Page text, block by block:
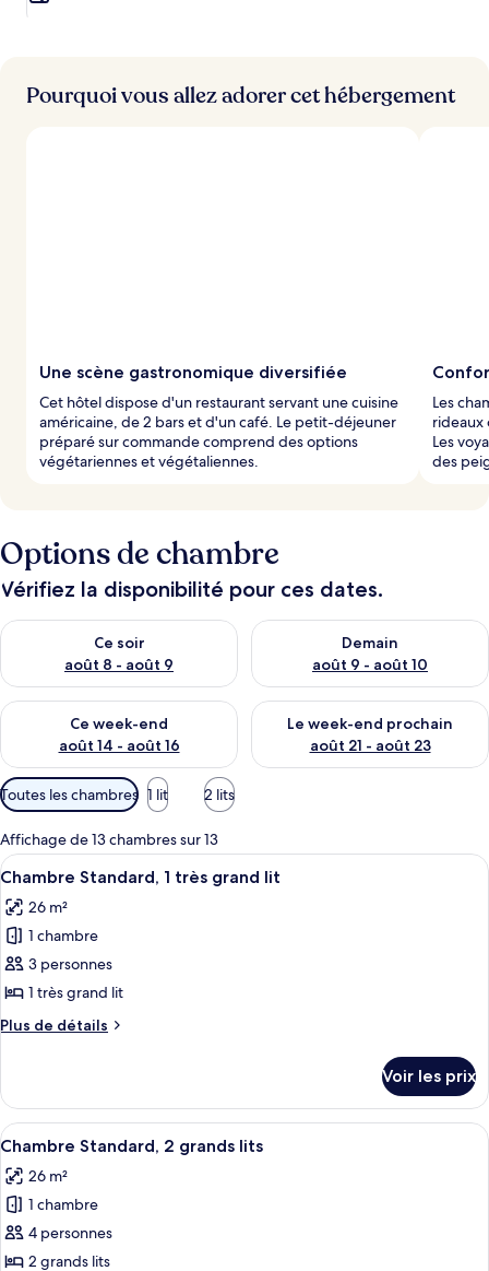
Pourquoi vous allez adorer cet hébergement
Une scène gastronomique diversifiée
Cet hôtel dispose d'un restaurant servant une cuisine
américaine, de 2 bars et d'un café. Le petit-déjeuner
préparé sur commande comprend des options
végétariennes et végétaliennes.
Les
rideaux
Les
des
Options de chambre
Vérifiez la disponibilité pour ces dates.
Ce soir
août 8 - août 9
Vérifier la disponibilité pour ce soir août 8 - août 9
Demain
août 9 - août 10
Vérifier la disponibilité pour
Ce week-end
août 14 - août 16
Vérifier la disponibilité pour ce week-end août 14 - août 16
Le week-end prochain
août 21 - août 23
Vérifier la disponibilité pour
Filtres
disponibles
pour
les
chambres
Toutes les chambres 1 lit 2 lits
Affichage de 13 chambres sur 13
Afficher
toutes
les
photos
pour
ce
type
de
Chambre
Standard,
1
très
grand
lit
Une chambre d’hôtel avec un
7
Chambre Standard, 1 très grand lit
26 m²
1 chambre
3 personnes
1 très grand lit
Plus de détails
Plus
le
type
de
Chambre
Standard,
très
grand
Voir les prix
Afficher
toutes
les
photos
pour
ce
Une chambre d’hôtel avec deux lits,
7
Chambre Standard, 2 grands lits
26 m²
1 chambre
4 personnes
2 grands lits